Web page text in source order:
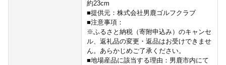
約23cm
■提供元：株式会社男鹿ゴルフクラブ
■注意事項：
※ふるさと納税（寄附申込み）のキャンセ
ル、返礼品の変更・返品はお受けできませ
ん。あらかじめご了承ください。
■地場産品に該当する理由：男鹿市内にて